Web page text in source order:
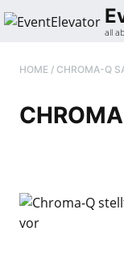
Gehe
zum
all
HOME / CHROMA-Q